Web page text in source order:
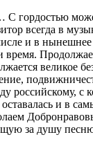
гордостью
всегда в
и в нынешнее
время.
великое
российскому, с
и в
за душу